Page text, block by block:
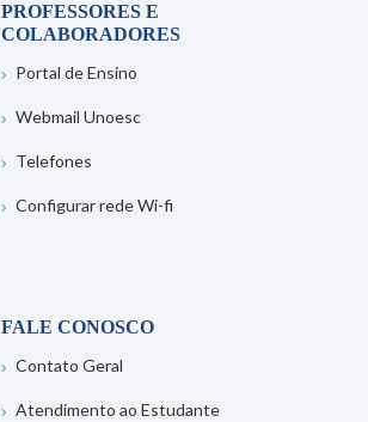
PROFESSORES E
COLABORADORES
Portal de Ensino
Webmail Unoesc
Telefones
Configurar rede Wi-fi
FALE CONOSCO
Contato Geral
Atendimento ao Estudante